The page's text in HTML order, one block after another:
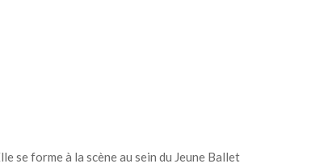
se forme à la scène au sein du Jeune Ballet